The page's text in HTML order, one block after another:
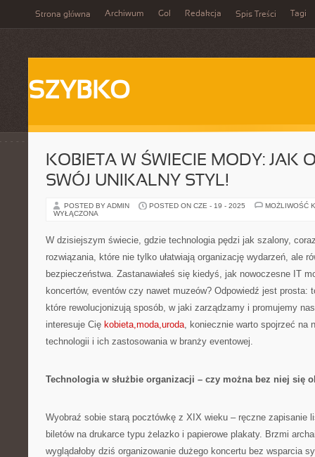
Strona główna Archiwum Gol Redakcja Spis Treści Tagi
SZYBKO
KOBIETA W ŚWIECIE MODY: JAK
SWÓJ UNIKALNY STYL!
POSTED BY ADMIN POSTED ON CZE - 19 - 2025
MOŻLIWOŚĆ
WYŁĄCZONA
W dzisiejszym świecie, gdzie technologia pędzi jak szalony,
rozwiązania, które nie tylko ułatwiają organizację wydarzeń, ale
bezpieczeństwa. Zastanawiałeś się kiedyś, jak nowoczesne IT
koncertów, eventów czy nawet muzeów? Odpowiedź jest prosta:
które rewolucjonizują sposób, w jaki zarządzamy i promujemy
interesuje Cię kobieta,moda,uroda, koniecznie warto spojrzeć na
technologii i ich zastosowania w branży eventowej.
Technologia w służbie organizacji – czy można bez niej się
Wyobraź sobie starą pocztówkę z XIX wieku – ręczne zapisanie
biletów na drukarce typu żelazko i papierowe plakaty. Brzmi
wyglądałoby dziś organizowanie dużego koncertu bez wsparcia